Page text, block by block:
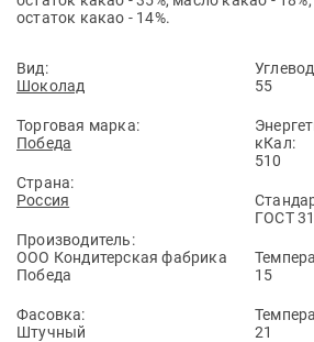
остаток какао - 14%.
Вид:
Шоколад
Торговая марка:
Победа
Страна:
Россия
Производитель:
ООО Кондитерская фабрика
Победа
Фасовка:
Штучный
55
кКал:
510
ГОСТ
15
21